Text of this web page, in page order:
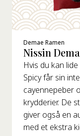
Demae Ramen
Nissin
Hvis du kan
Spicy får sin
cayennepeber
krydderier. De
giver også en
med et ekstra